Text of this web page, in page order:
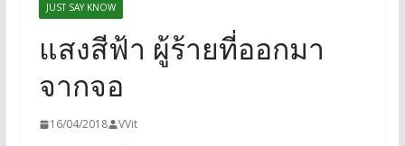
JUST SAY KNOW
แสงสีฟ้า ผู้ร้ายที่ออกมา
จากจอ
16/04/2018 VVit